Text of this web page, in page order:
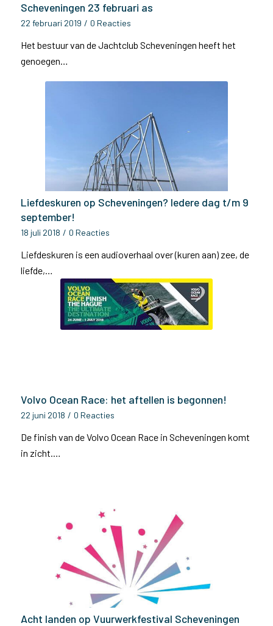
Scheveningen 23 februari as
22 februari 2019 / 0 Reacties
Het bestuur van de Jachtclub Scheveningen heeft het
genoegen…
Liefdeskuren op Scheveningen? Iedere dag t/m 9
september!
18 juli 2018 / 0 Reacties
Liefdeskuren is een audioverhaal over (kuren aan) zee, de
liefde,…
Volvo Ocean Race: het aftellen is begonnen!
22 juni 2018 / 0 Reacties
De finish van de Volvo Ocean Race in Scheveningen komt
in zicht.…
Acht landen op Vuurwerkfestival Scheveningen